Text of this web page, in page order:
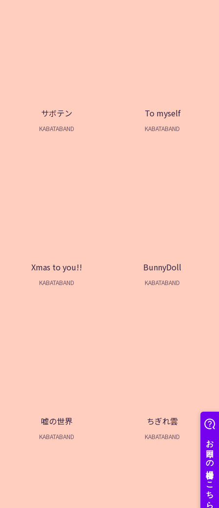
サボテン
KABATABAND
To myself
KABATABAND
Xmas to you!!
KABATABAND
BunnyDoll
KABATABAND
嘘の世界
KABATABAND
ちぎれ雲
KABATABAND